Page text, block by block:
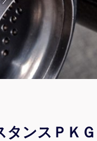
タンスＰ